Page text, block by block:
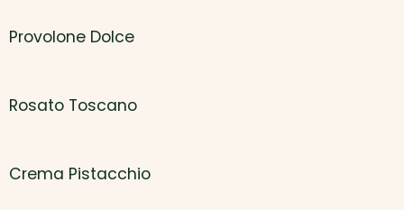
Provolone Dolce
Rosato Toscano
Crema Pistacchio